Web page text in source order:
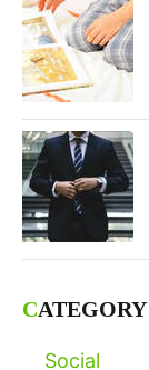
CATEGORY
Social